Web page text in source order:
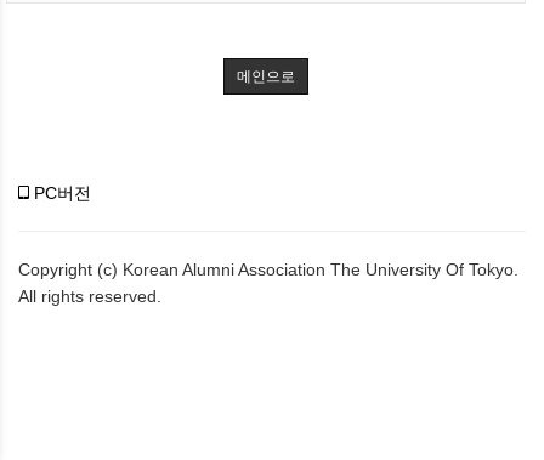
메인으로
PC버전
Copyright (c) Korean Alumni Association The University Of Tokyo.
All rights reserved.